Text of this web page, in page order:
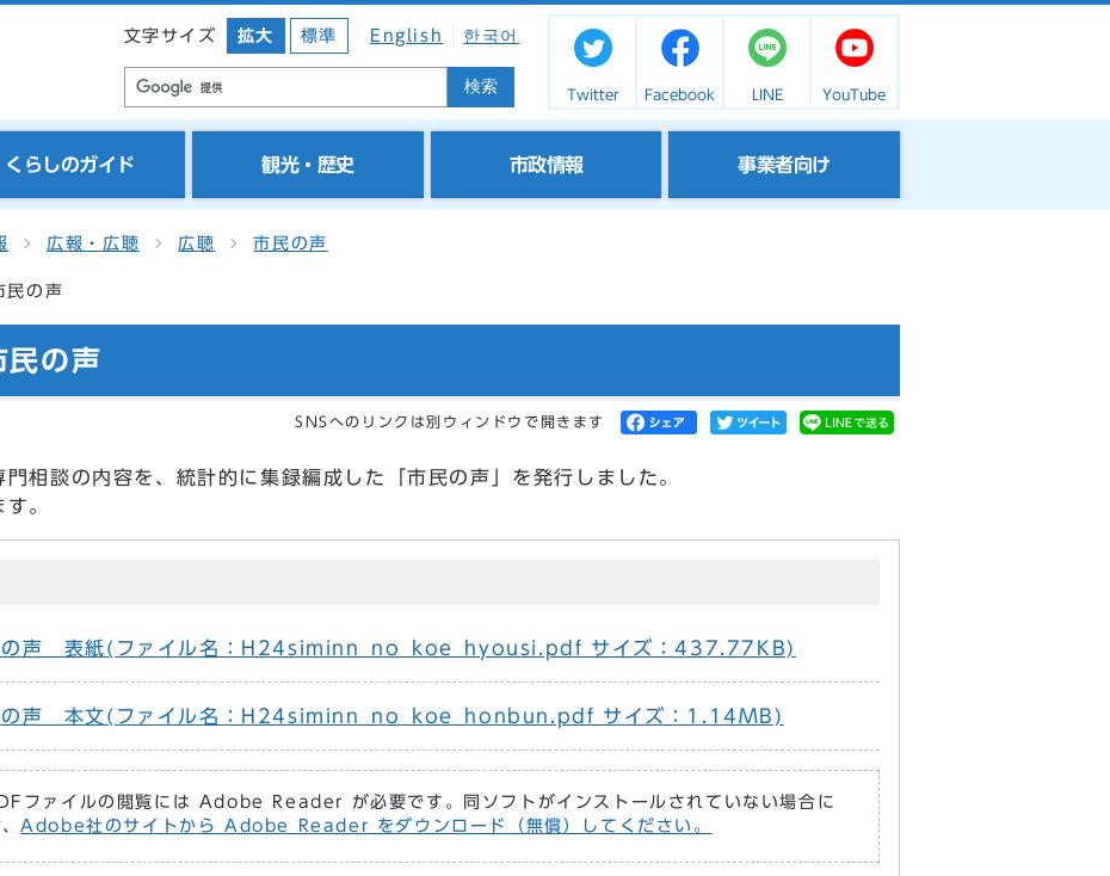
文字サイズ 拡大 標準 English 한국어
検索 Twitter Facebook LINE YouTube
くらしのガイド 観光・歴史 市政情報 事業者向け
広報・広聴 広聴 市民の声
の声
の声
SNSへのリンクは別ウィンドウで開きます
相談の内容を、統計的に集録編成した「市民の声」を発行しました。
。
の声 表紙(ファイル名：H24siminn_no_koe_hyousi.pdf サイズ：437.77KB)
の声 本文(ファイル名：H24siminn_no_koe_honbun.pdf サイズ：1.14MB)
ファイルの閲覧には Adobe Reader が必要です。同ソフトがインストールされていない場合に
Adobe社のサイトから Adobe Reader をダウンロード（無償）してください。